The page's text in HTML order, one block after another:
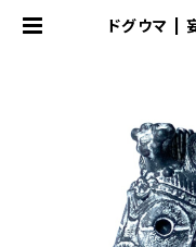
ドグウマ |